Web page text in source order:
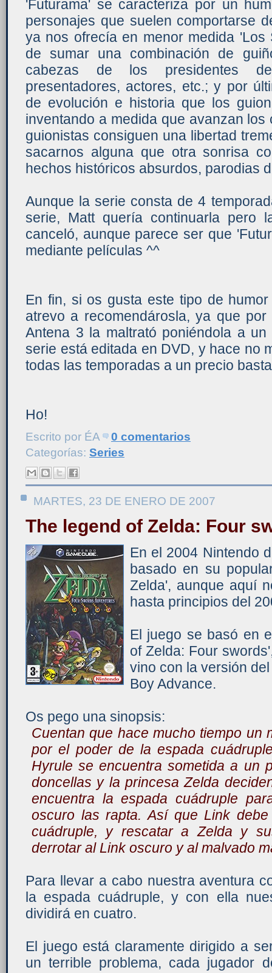
'Futurama' se caracteriza por un
personajes que suelen comportarse
ya nos ofrecía en menor medida 'Los
de sumar una combinación de
cabezas de los presidentes
presentadores, actores, etc.; y por
de evolución e historia que los
inventando a medida que avanzan
guionistas consiguen una libertad
sacarnos alguna que otra sonrisa
hechos históricos absurdos, parodias
Aunque la serie consta de 4
serie, Matt quería continuarla
canceló, aunque parece ser que
mediante películas ^^
En fin, si os gusta este tipo de
atrevo a recomendárosla, ya que
Antena 3 la maltrató poniéndola a
serie está editada en DVD, y hace no
todas las temporadas a un precio
Ho!
Escrito por ÉA
0 comentarios
Categorías: Series
MARTES, 23 DE ENERO DE 2007
The legend of Zelda: Four
En el 2004 Nintendo
basado en su
Zelda', aunque aquí
hasta principios del
El juego se basó en
of Zelda: Four
vino con la versión
Boy Advance.
Os pego una sinopsis:
Cuentan que hace mucho tiempo un
por el poder de la espada
Hyrule se encuentra sometida a un
doncellas y la princesa Zelda
encuentra la espada cuádruple
oscuro las rapta. Así que Link
cuádruple, y rescatar a Zelda y
derrotar al Link oscuro y al malvado
Para llevar a cabo nuestra aventura
la espada cuádruple, y con ella
dividirá en cuatro.
El juego está claramente dirigido a
un terrible problema, cada jugador